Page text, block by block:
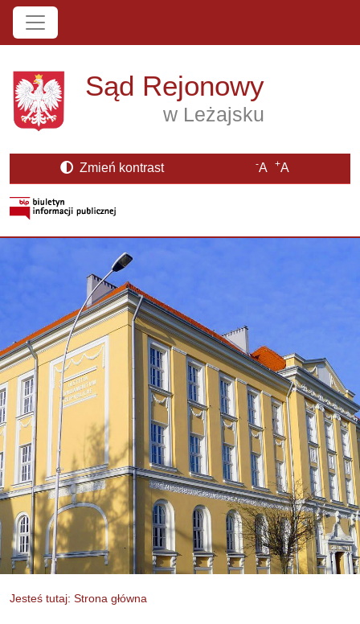
Przejdź do treści
Sąd Rejonowy
w Leżajsku
Zmień kontrast -A +A
Strona BIP otwiera się w nowym oknie
Jesteś tutaj: Strona główna